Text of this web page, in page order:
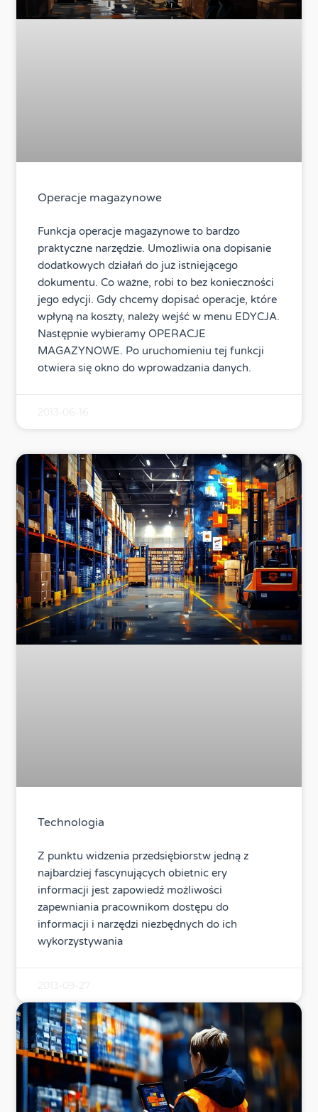
Operacje magazynowe
Funkcja operacje magazynowe to bardzo
praktyczne narzędzie. Umożliwia ona dopisanie
dodatkowych działań do już istniejącego
dokumentu. Co ważne, robi to bez konieczności
jego edycji. Gdy chcemy dopisać operacje, które
wpłyną na koszty, należy wejść w menu EDYCJA.
Następnie wybieramy OPERACJE
MAGAZYNOWE. Po uruchomieniu tej funkcji
otwiera się okno do wprowadzania danych.
Technologia
Z punktu widzenia przedsiębiorstw jedną z
najbardziej fascynujących obietnic ery
informacji jest zapowiedź możliwości
zapewniania pracownikom dostępu do
informacji i narzędzi niezbędnych do ich
wykorzystywania